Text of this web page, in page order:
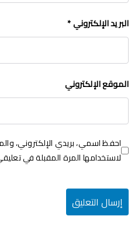
البريد الإلكتروني*
الموقع الإلكتروني
احفظ اسمي، بريدي الإلكتروني،
لاستخدامها المرة المقبلة في